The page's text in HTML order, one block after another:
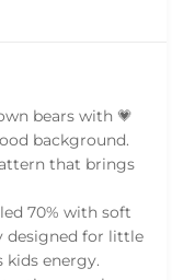
bears with 💗
background.
that brings
70% with soft
designed for little
kids energy.